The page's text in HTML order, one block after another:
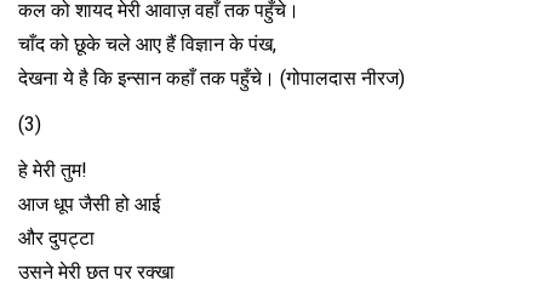
कल को शायद मेरी आवाज़ वहाँ तक पहुँचे।
चाँद को छूके चले आए हैं विज्ञान के पंख,
देखना ये है कि इन्सान कहाँ तक पहुँचे। (गोपालदास नीरज)
(3)
हे मेरी तुम!
आज धूप जैसी हो आई
और दुपट्टा
उसने मेरी छत पर रक्खा